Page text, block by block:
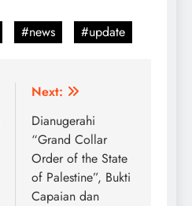
#news #update
Next:
Dianugerahi
“Grand Collar
Order of the State
of Palestine”, Bukti
Capaian dan